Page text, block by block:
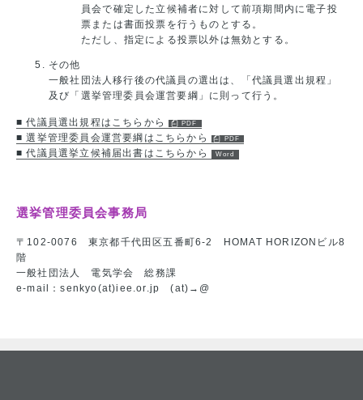
員会で確定した立候補者に対して前項期間内に電子投
票または書面投票を行うものとする。
ただし、指定による投票以外は無効とする。
その他
一般社団法人移行後の代議員の選出は、「代議員選出規程」
及び「選挙管理委員会運営要綱」に則って行う。
■ 代議員選出規程はこちらから
■ 選挙管理委員会運営要綱はこちらから
■ 代議員選挙立候補届出書はこちらから
選挙管理委員会事務局
〒102-0076 東京都千代田区五番町6-2 HOMAT HORIZONビル8
階
一般社団法人 電気学会 総務課
e-mail：senkyo(at)iee.or.jp (at)→@